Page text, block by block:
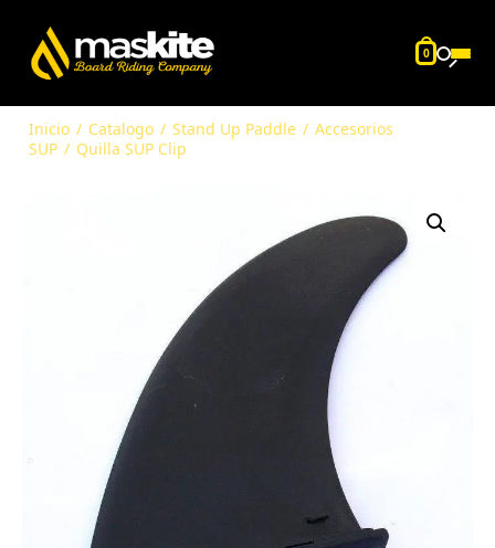
0
Inicio / Catalogo / Stand Up Paddle / Accesorios
SUP / Quilla SUP Clip